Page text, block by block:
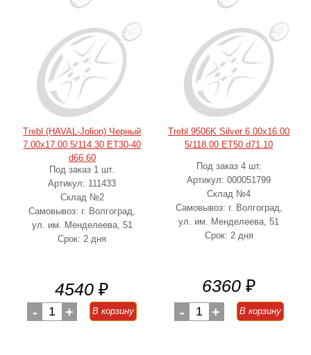
Trebl (HAVAL-Jolion) Черный
7.00x17.00 5/114.30 ET30-40
d66.60
Под заказ 1 шт.
Артикул: 111433
Склад №2
Самовывоз: г. Волгоград,
ул. им. Менделеева, 51
Срок: 2 дня
4540 ₽
- 1 + В корзину
Trebl 9506K Silver 6.00x16.00
5/118.00 ET50 d71.10
Под заказ 4 шт.
Артикул: 000051799
Склад №4
Самовывоз: г. Волгоград,
ул. им. Менделеева, 51
Срок: 2 дня
6360 ₽
- 1 + В корзину